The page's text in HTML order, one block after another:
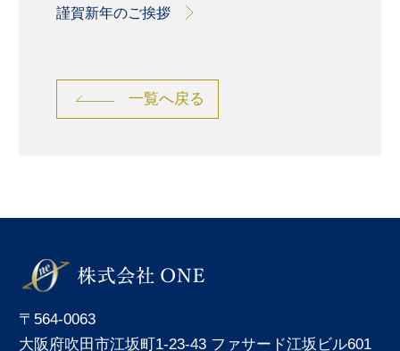
謹賀新年のご挨拶
一覧へ戻る
〒564-0063
大阪府吹田市江坂町1-23-43 ファサード江坂ビル601